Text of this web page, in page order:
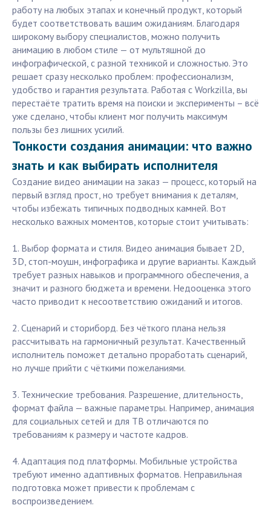
работу на любых этапах и конечный продукт, который
будет соответствовать вашим ожиданиям. Благодаря
широкому выбору специалистов, можно получить
анимацию в любом стиле — от мультяшной до
инфографической, с разной техникой и сложностью. Это
решает сразу несколько проблем: профессионализм,
удобство и гарантия результата. Работая с Workzilla, вы
перестаёте тратить время на поиски и эксперименты – всё
уже сделано, чтобы клиент мог получить максимум
пользы без лишних усилий.
Тонкости создания анимации: что важно
знать и как выбирать исполнителя
Создание видео анимации на заказ — процесс, который на
первый взгляд прост, но требует внимания к деталям,
чтобы избежать типичных подводных камней. Вот
несколько важных моментов, которые стоит учитывать:
1. Выбор формата и стиля. Видео анимация бывает 2D,
3D, стоп-моушн, инфографика и другие варианты. Каждый
требует разных навыков и программного обеспечения, а
значит и разного бюджета и времени. Недооценка этого
часто приводит к несоответствию ожиданий и итогов.
2. Сценарий и сториборд. Без чёткого плана нельзя
рассчитывать на гармоничный результат. Качественный
исполнитель поможет детально проработать сценарий,
но лучше прийти с чёткими пожеланиями.
3. Технические требования. Разрешение, длительность,
формат файла — важные параметры. Например, анимация
для социальных сетей и для ТВ отличаются по
требованиям к размеру и частоте кадров.
4. Адаптация под платформы. Мобильные устройства
требуют именно адаптивных форматов. Неправильная
подготовка может привести к проблемам с
воспроизведением.